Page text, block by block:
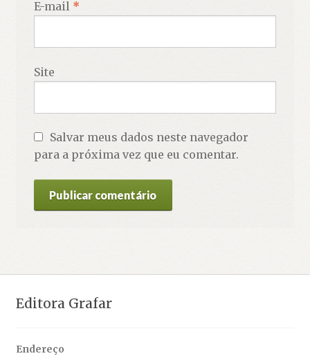
E-mail *
Site
Salvar meus dados neste navegador
para a próxima vez que eu comentar.
Editora Grafar
Endereço